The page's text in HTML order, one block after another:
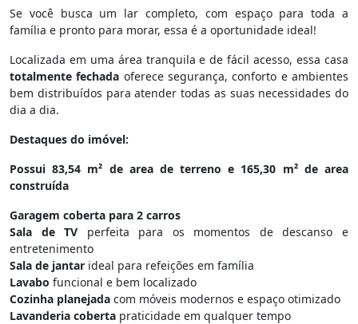
Se você busca um lar completo, com espaço para toda a
família e pronto para morar, essa é a oportunidade ideal!
Localizada em uma área tranquila e de fácil acesso, essa casa
totalmente fechada oferece segurança, conforto e ambientes
bem distribuídos para atender todas as suas necessidades do
dia a dia.
Destaques do imóvel:
Possui 83,54 m² de area de terreno e 165,30 m² de area
construída
Garagem coberta para 2 carros
Sala de TV perfeita para os momentos de descanso e
entretenimento
Sala de jantar ideal para refeições em família
Lavabo funcional e bem localizado
Cozinha planejada com móveis modernos e espaço otimizado
Lavanderia coberta praticidade em qualquer tempo